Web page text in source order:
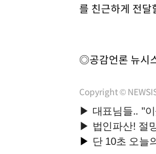
를 친근하게 전달
◎공감언론 뉴시
Copyright ©